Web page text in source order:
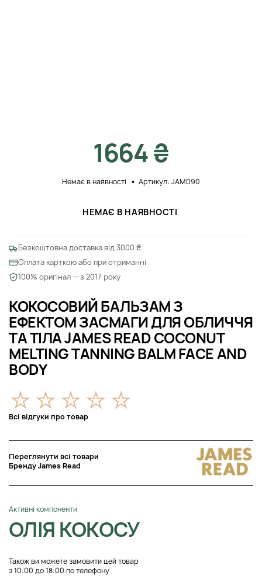
КОКОСОВИЙ БАЛЬЗАМ З
ЕФЕКТОМ ЗАСМАГИ ДЛЯ ОБЛИЧЧЯ
ТА ТІЛА JAMES READ COCONUT
MELTING TANNING BALM FACE AND
BODY
Всі відгуки про товар
Переглянути всі товари
Бренду James Read
Активні компоненти
ОЛІЯ КОКОСУ
Також ви можете замовити цей товар
з 10:00 до 18:00 по телефону
1664 ₴
Немає в наявності Артикул: JAM090
НЕМАЄ В НАЯВНОСТІ
Безкоштовна доставка від 3000 ₴
Оплата карткою або при отриманні
100% оригінал — з 2017 року